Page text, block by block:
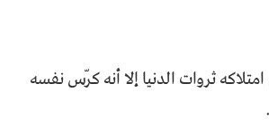
ثروات الدنيا إلا أنه كرّس نفسه